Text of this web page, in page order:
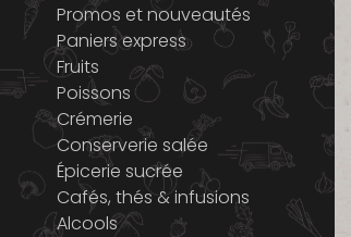
Promos et nouveautés
Paniers express
Fruits
Poissons
Crémerie
Conserverie salée
Épicerie sucrée
Cafés, thés & infusions
Alcools